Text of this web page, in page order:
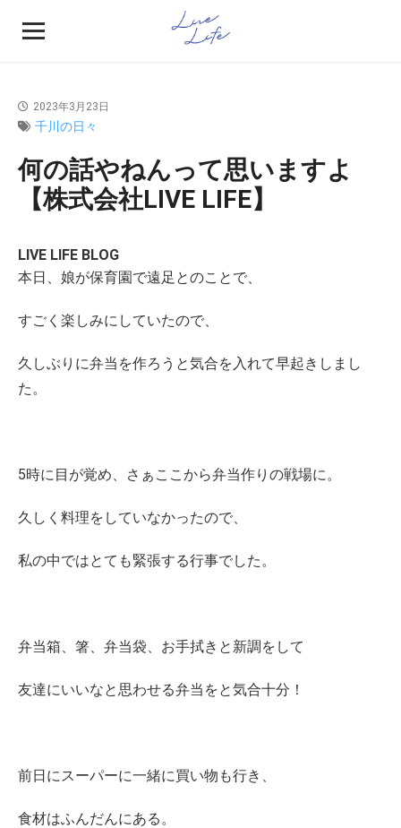
2023年3月23日
千川の日々
何の話やねんって思いますよ
【株式会社LIVE LIFE】
LIVE LIFE BLOG
本日、娘が保育園で遠足とのことで、
すごく楽しみにしていたので、
久しぶりに弁当を作ろうと気合を入れて早起きしまし
た。
5時に目が覚め、さぁここから弁当作りの戦場に。
久しく料理をしていなかったので、
私の中ではとても緊張する行事でした。
弁当箱、箸、弁当袋、お手拭きと新調をして
友達にいいなと思わせる弁当をと気合十分！
前日にスーパーに一緒に買い物も行き、
食材はふんだんにある。